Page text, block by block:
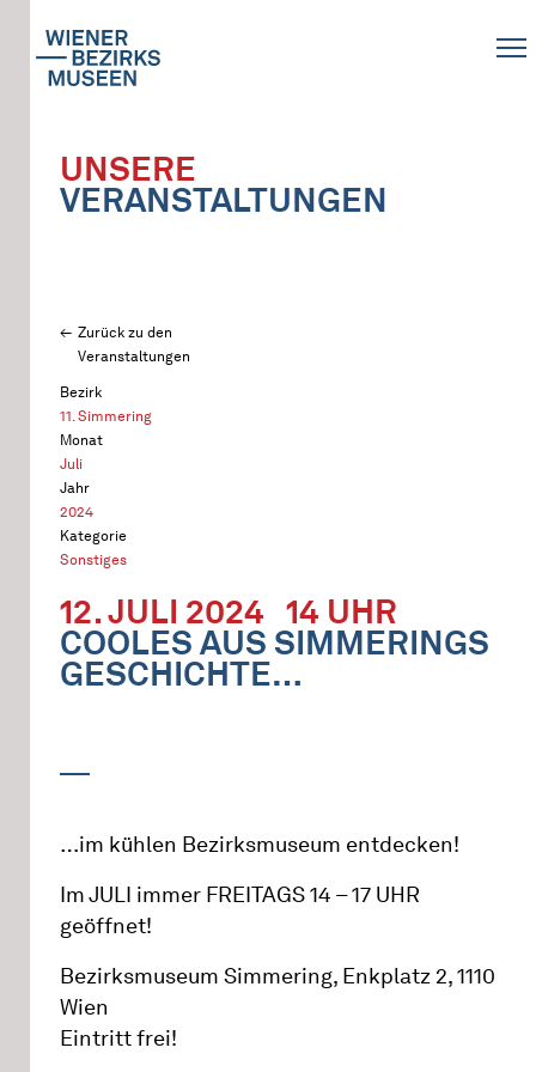
UNSERE
VERANSTALTUNGEN
Zurück zu den
Veranstaltungen
Bezirk
11. Simmering
Monat
Juli
Jahr
2024
Kategorie
Sonstiges
12. JULI 2024 14 UHR
COOLES AUS SIMMERINGS
GESCHICHTE…
…im kühlen Bezirksmuseum entdecken!
Im JULI immer FREITAGS 14 – 17 UHR
geöffnet!
Bezirksmuseum Simmering, Enkplatz 2, 1110
Wien
Eintritt frei!